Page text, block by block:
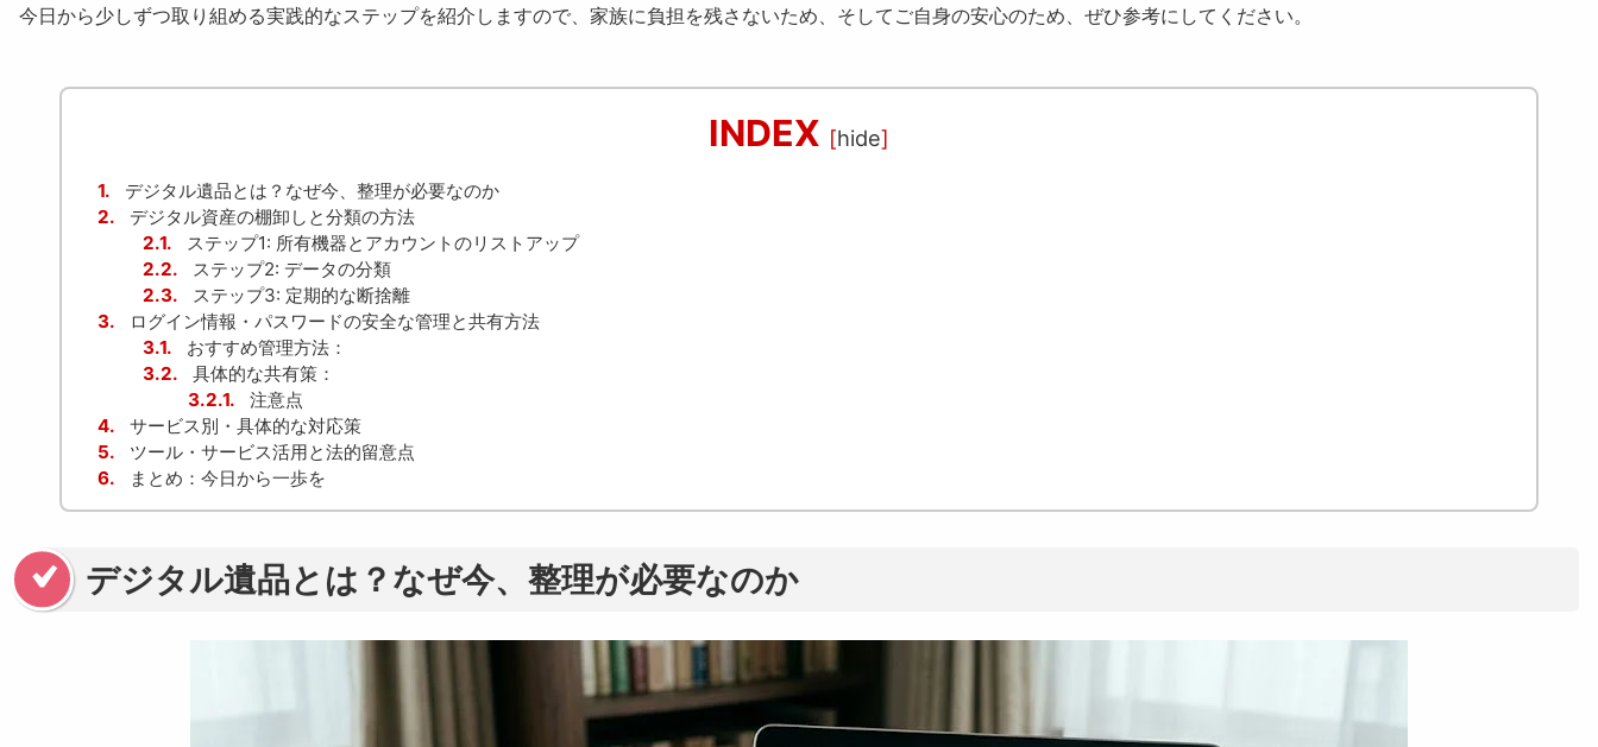
今日から少しずつ取り組める実践的なステップを紹介しますので、家族に負担を残さないため、そしてご自身の安心のため、ぜひ参考にしてください。
INDEX [hide]
1.
デジタル遺品とは？なぜ今、整理が必要なのか
2.
デジタル資産の棚卸しと分類の方法
2.1.
ステップ1: 所有機器とアカウントのリストアップ
2.2.
ステップ2: データの分類
2.3.
ステップ3: 定期的な断捨離
3.
ログイン情報・パスワードの安全な管理と共有方法
3.1.
おすすめ管理方法：
3.2.
具体的な共有策：
3.2.1.
注意点
4.
サービス別・具体的な対応策
5.
ツール・サービス活用と法的留意点
6.
まとめ：今日から一歩を
デジタル遺品とは？なぜ今、整理が必要なのか